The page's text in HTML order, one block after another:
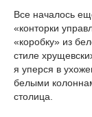
Все началось
«конторки
«коробку» из
стиле
я уперся в
белыми
столица.